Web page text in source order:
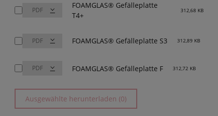
FOAMGLAS® Gefälleplatte
T4+
312,68 KB
FOAMGLAS® Gefälleplatte S3 312,89 KB
FOAMGLAS® Gefälleplatte F 312,72 KB
Ausgewählte herunterladen (0)